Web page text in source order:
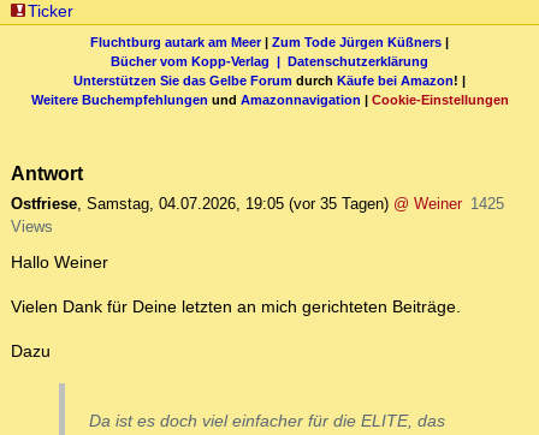
Ticker
Fluchtburg autark am Meer| Zum Tode Jürgen Küßners |
Bücher vom Kopp-Verlag | Datenschutzerklärung
Unterstützen Sie das Gelbe Forum durch Käufe bei Amazon! |
Weitere Buchempfehlungen und Amazonnavigation | Cookie-Einstellungen
Antwort
Ostfriese, Samstag, 04.07.2026, 19:05 (vor 35 Tagen) @ Weiner 1425
Views
Hallo Weiner
Vielen Dank für Deine letzten an mich gerichteten Beiträge.
Dazu
Da ist es doch viel einfacher für die ELITE, das